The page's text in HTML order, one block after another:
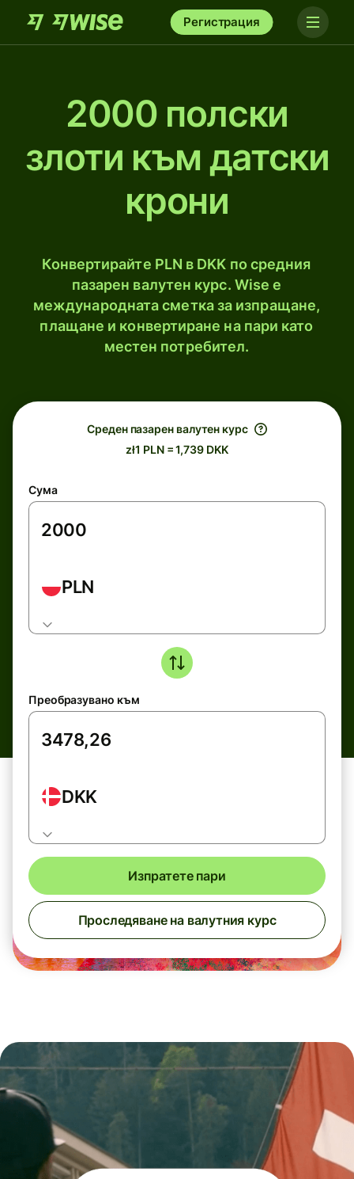
Регистрация
2000 полски
злоти към датски
крони
Конвертирайте PLN в DKK по средния
пазарен валутен курс. Wise е
международната сметка за изпращане,
плащане и конвертиране на пари като
местен потребител.
Среден пазарен валутен курс
zł1 PLN = 1,739 DKK
Сума
PLN
Преобразувано към
DKK
Изпратете пари
Проследяване на валутния курс